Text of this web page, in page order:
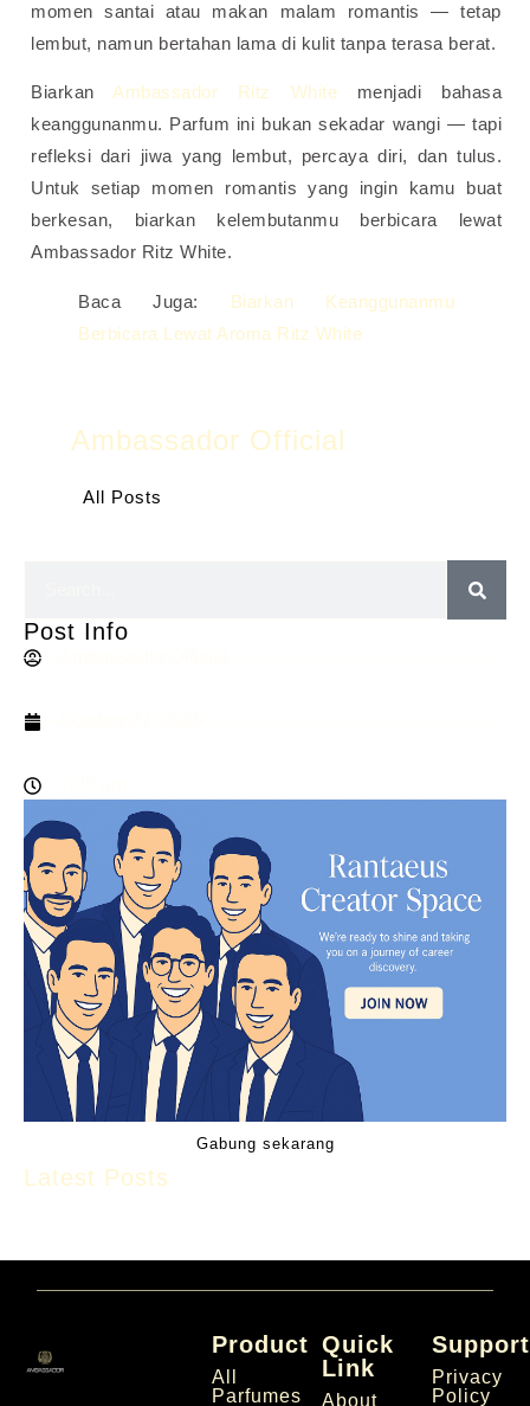
momen santai atau makan malam romantis — tetap
lembut, namun bertahan lama di kulit tanpa terasa berat.
BiarkanAmbassador Ritz White menjadi bahasa
keanggunanmu. Parfum ini bukan sekadar wangi — tapi
refleksi dari jiwa yang lembut, percaya diri, dan tulus.
Untuk setiap momen romantis yang ingin kamu buat
berkesan, biarkan kelembutanmu berbicara lewat
Ambassador Ritz White.
Baca Juga:
Biarkan Keanggunanmu
Berbicara Lewat Aroma Ritz White
Ambassador Official
All Posts
Post Info
Gabung sekarang
Latest Posts
Product
All
Parfumes
Quick
Link
About
Support
Privacy
Policy